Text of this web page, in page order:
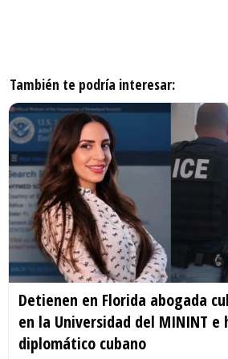
También te podría interesar:
Detienen en Florida abogada
en la Universidad del MININT e
diplomático cubano